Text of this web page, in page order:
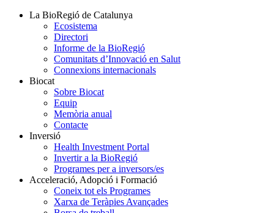
La BioRegió de Catalunya
Ecosistema
Directori
Informe de la BioRegió
Comunitats d’Innovació en Salut
Connexions internacionals
Biocat
Sobre Biocat
Equip
Memòria anual
Contacte
Inversió
Health Investment Portal
Invertir a la BioRegió
Programes per a inversors/es
Acceleració, Adopció i Formació
Coneix tot els Programes
Xarxa de Teràpies Avançades